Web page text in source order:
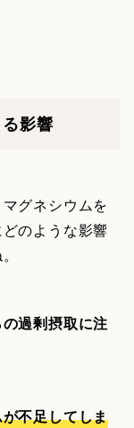
影響
グネシウムを
のような影響
過剰摂取に注
不足してしま